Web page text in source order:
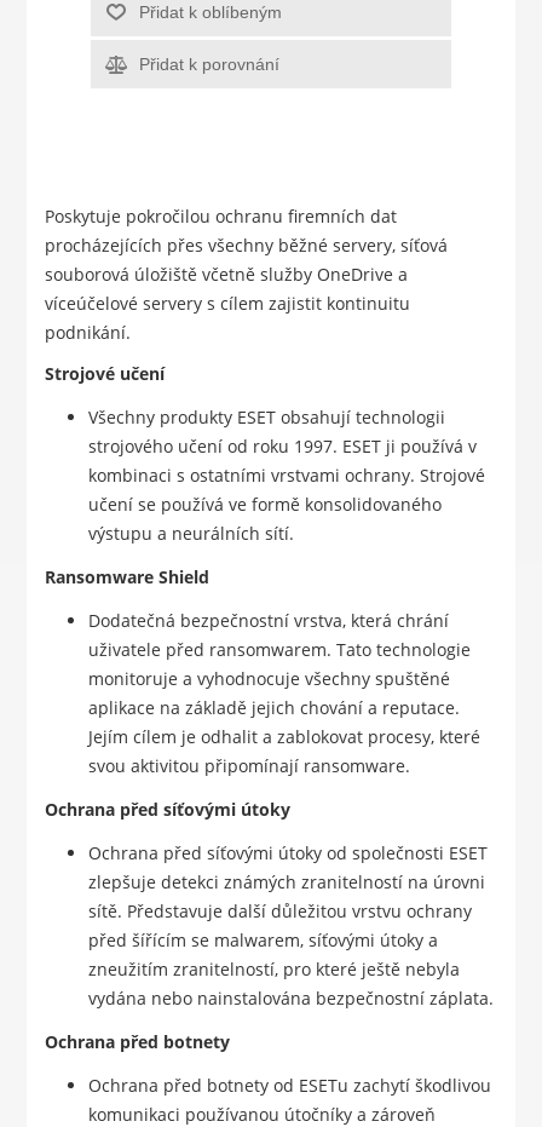
Přidat k oblíbeným
Přidat k porovnání
Poskytuje pokročilou ochranu firemních dat
procházejících přes všechny běžné servery, síťová
souborová úložiště včetně služby OneDrive a
víceúčelové servery s cílem zajistit kontinuitu
podnikání.
Strojové učení
Všechny produkty ESET obsahují technologii
strojového učení od roku 1997. ESET ji používá v
kombinaci s ostatními vrstvami ochrany. Strojové
učení se používá ve formě konsolidovaného
výstupu a neurálních sítí.
Ransomware Shield
Dodatečná bezpečnostní vrstva, která chrání
uživatele před ransomwarem. Tato technologie
monitoruje a vyhodnocuje všechny spuštěné
aplikace na základě jejich chování a reputace.
Jejím cílem je odhalit a zablokovat procesy, které
svou aktivitou připomínají ransomware.
Ochrana před síťovými útoky
Ochrana před síťovými útoky od společnosti ESET
zlepšuje detekci známých zranitelností na úrovni
sítě. Představuje další důležitou vrstvu ochrany
před šířícím se malwarem, síťovými útoky a
zneužitím zranitelností, pro které ještě nebyla
vydána nebo nainstalována bezpečnostní záplata.
Ochrana před botnety
Ochrana před botnety od ESETu zachytí škodlivou
komunikaci používanou útočníky a zároveň